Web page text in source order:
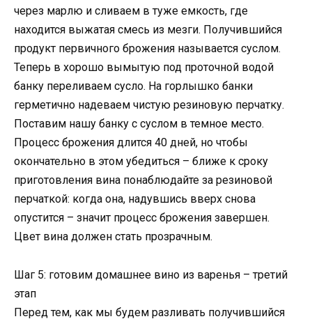
через марлю и сливаем в туже емкость, где
находится выжатая смесь из мезги. Получившийся
продукт первичного брожения называется суслом.
Теперь в хорошо вымытую под проточной водой
банку переливаем сусло. На горлышко банки
герметично надеваем чистую резиновую перчатку.
Поставим нашу банку с суслом в темное место.
Процесс брожения длится 40 дней, но чтобы
окончательно в этом убедиться – ближе к сроку
приготовления вина понаблюдайте за резиновой
перчаткой: когда она, надувшись вверх снова
опустится – значит процесс брожения завершен.
Цвет вина должен стать прозрачным.
Шаг 5: готовим домашнее вино из варенья – третий
этап
Перед тем, как мы будем разливать получившийся